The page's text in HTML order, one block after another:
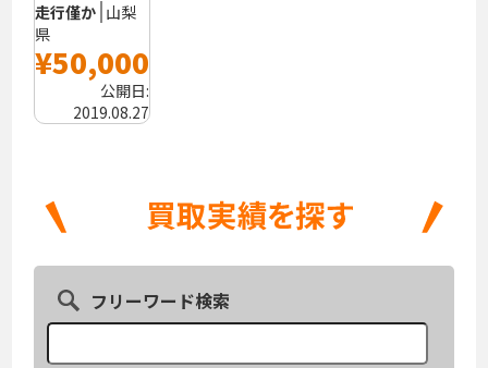
走行僅か 山梨
県
¥50,000
公開日:
2019.08.27
フリーワード検索